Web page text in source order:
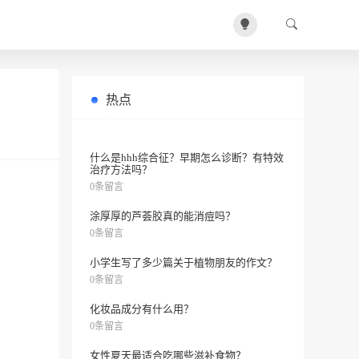
热点
什么是hhh综合征？早期怎么诊断？有特效
治疗方法吗？
0条留言
涂厚厚的芦荟胶真的能消痘吗？
0条留言
小学生写了多少篇关于植物朋友的作文？
0条留言
化妆品成分有什么用？
0条留言
女性夏天最适合吃哪些滋补食物？